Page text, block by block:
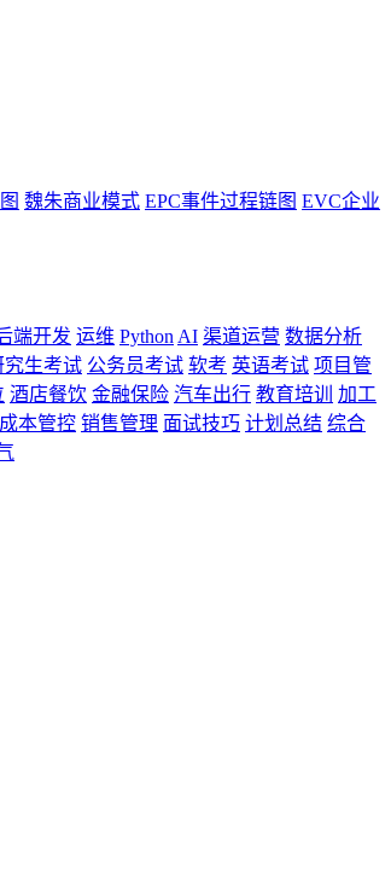
魏朱商业模式 EPC事件过程链图 EVC企业
端开发 运维 Python AI 渠道运营 数据分析
究生考试 公务员考试 软考 英语考试 项目管
酒店餐饮 金融保险 汽车出行 教育培训
加工
成本管控 销售管理 面试技巧 计划总结 综合